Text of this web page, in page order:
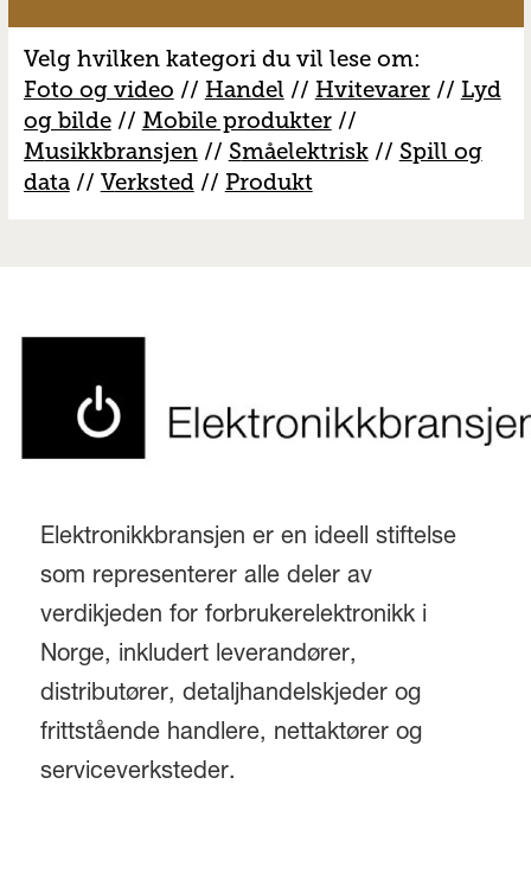
Velg hvilken kategori du vil lese om:
Foto og video // Handel // Hvitevarer// Lyd
og bilde// Mobile produkter//
Musikkbransjen// Småelektrisk// Spill og
data// Verksted// Produkt
Elektronikkbransjen er en ideell stiftelse
som representerer alle deler av
verdikjeden for forbrukerelektronikk i
Norge, inkludert leverandører,
distributører, detaljhandelskjeder og
frittstående handlere, nettaktører og
serviceverksteder.